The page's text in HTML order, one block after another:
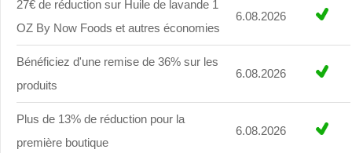
27€ de réduction sur Huile de lavande 1
OZ By Now Foods et autres économies
6.08.2026
Bénéficiez d'une remise de 36% sur les
produits
6.08.2026
Plus de 13% de réduction pour la
première boutique
6.08.2026